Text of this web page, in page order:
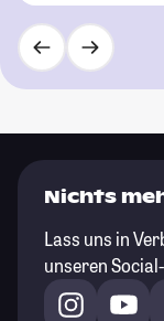
Nichts
Lass uns in
unseren